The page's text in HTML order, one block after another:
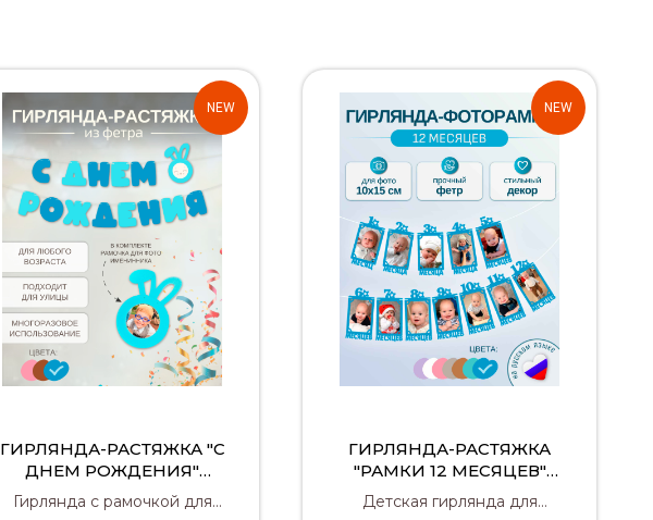
NEW
ГИРЛЯНДА-РАСТЯЖКА "С
ДНЕМ РОЖДЕНИЯ"
Гирлянда с рамочкой для
NEW
ГИРЛЯНДА-РАСТЯЖКА
"РАМКИ 12 МЕСЯЦЕВ"
Детская гирлянда для